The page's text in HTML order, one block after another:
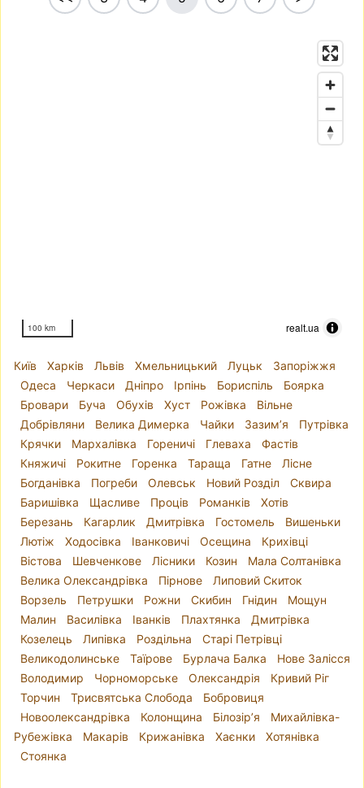
100 km realt.ua
Київ Харків Львів Хмельницький Луцьк
Запоріжжя
Одеса
Черкаси Дніпро Ірпінь Бориспіль
Боярка
Бровари
Буча Обухів Хуст Рожівка
Вільне
Добрівляни
Велика Димерка Чайки Зазим’я
Путрівка
Крячки
Мархалівка Гореничі Глеваха
Фастів
Княжичі
Рокитне Горенка Тараща Гатне
Лісне
Богданівка
Погреби Олевськ Новий Розділ
Сквира
Баришівка
Щасливе Проців Романків
Хотів
Березань
Кагарлик Дмитрівка Гостомель
Вишеньки
Лютіж
Ходосівка Іванковичі Осещина
Крихівці
Вістова
Шевченкове Лісники Козин
Мала Солтанівка
Велика Олександрівка
Пірнове
Липовий Скиток
Ворзель
Петрушки Рожни Скибин Гнідин
Мощун
Малин
Василівка Іванків Плахтянка
Дмитрівка
Козелець
Липівка Роздільна
Старі Петрівці
Великодолинське
Таїрове Бурлача Балка
Нове Залісся
Володимир
Чорноморське Олександрія
Кривий Ріг
Торчин
Трисвятська Слобода
Бобровиця
Новоолександрівка
Колонщина Білозір’я
Михайлівка-
Рубежівка
Макарів Крижанівка Хаєнки
Хотянівка
Стоянка